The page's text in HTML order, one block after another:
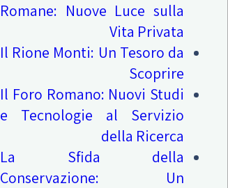
Romane: Nuove Luce sulla
Vita Privata
Il Rione Monti: Un Tesoro da
Scoprire
Il Foro Romano: Nuovi Studi
e Tecnologie al Servizio
della Ricerca
La Sfida della
Conservazione: Un